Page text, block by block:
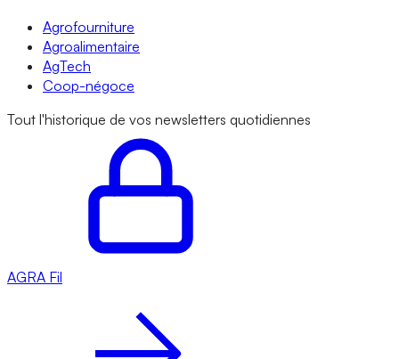
Agrofourniture
Agroalimentaire
AgTech
Coop-négoce
Tout l'historique de vos newsletters quotidiennes
AGRA Fil